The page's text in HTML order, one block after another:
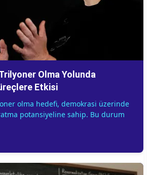
Olma Yolunda
Etkisi
olma hedefi, demokrasi üzerinde
potansiyeline sahip. Bu durum